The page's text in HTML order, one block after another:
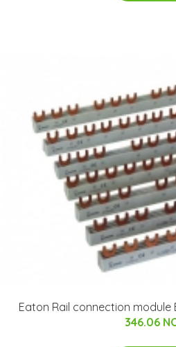
Eaton Rail connection module
346.06